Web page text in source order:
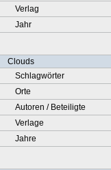
Verlag
Jahr
Clouds
Schlagwörter
Orte
Autoren / Beteiligte
Verlage
Jahre